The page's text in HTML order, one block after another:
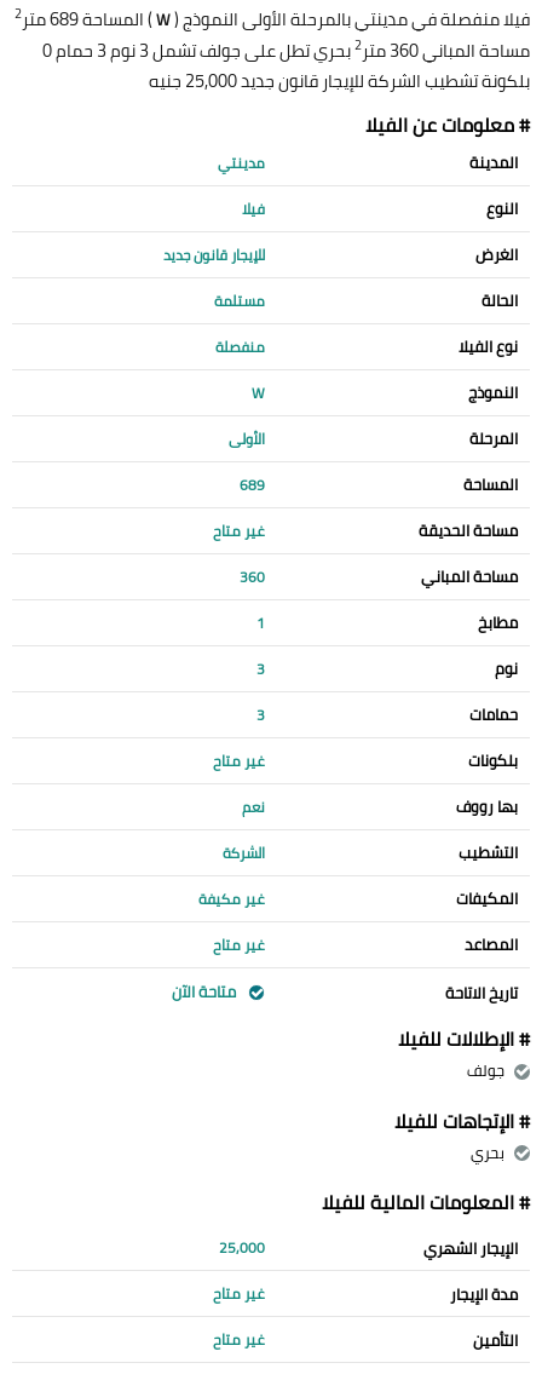
فيلا منفصلة في مدينتي بالمرحلة الأولى النموذج (W) المساحة 689 متر 2
مساحة المباني 360 متر 2
بحري تطل على جولف تشمل 3 نوم 3 حمام 0
بلكونة تشطيب الشركة للإيجار قانون جديد 25,000 جنيه
# معلومات عن الفيلا
المدينة مدينتي
النوع فيلا
الغرض للإيجار قانون جديد
الحالة مستلمة
نوع الفيلا منفصلة
النموذج W
المرحلة الأولى
المساحة 689
مساحة الحديقة غير متاح
مساحة المباني 360
مطابخ 1
نوم 3
حمامات 3
بلكونات غير متاح
بها رووف نعم
التشطيب الشركة
المكيفات غير مكيفة
المصاعد غير متاح
تاريخ الاتاحة متاحة الآن
# الإطلالات للفيلا
جولف
# الإتجاهات للفيلا
بحري
# المعلومات المالية للفيلا
الإيجار الشهري 25,000
مدة الإيجار غير متاح
التأمين غير متاح